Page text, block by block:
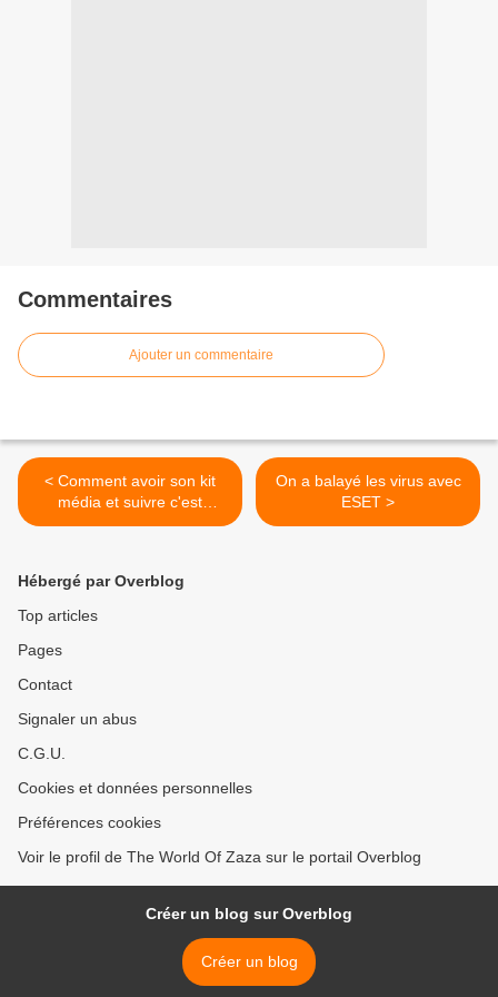
Commentaires
Ajouter un commentaire
< Comment avoir son kit
média et suivre c'est
statistique en tant
On a balayé les virus avec
ESET >
Hébergé par Overblog
Top articles
Pages
Contact
Signaler un abus
C.G.U.
Cookies et données personnelles
Préférences cookies
Voir le profil de The World Of Zaza sur le portail Overblog
Créer un blog sur Overblog
Créer un blog